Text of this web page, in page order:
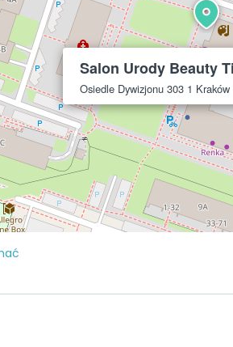
Salon Urody Beauty
Osiedle Dywizjonu 303 1 Kraków